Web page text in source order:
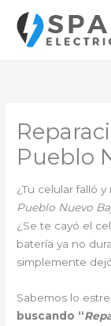
contenido
Pueblo
¿Tu celular falló
Pueblo Nuevo
¿Se te cayó el
batería ya no
simplemente
Sabemos lo
buscando “